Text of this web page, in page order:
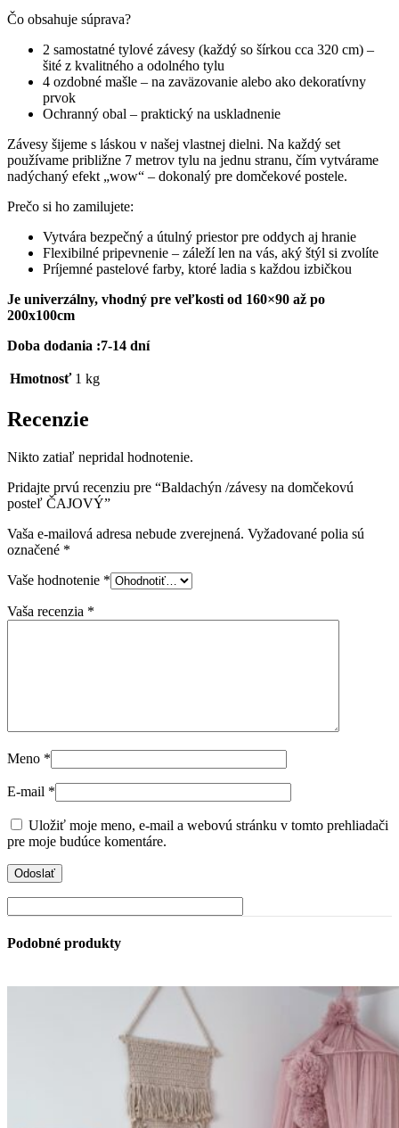
Čo obsahuje súprava?
2 samostatné tylové závesy (každý so šírkou cca 320 cm) –
šité z kvalitného a odolného tylu
4 ozdobné mašle – na zaväzovanie alebo ako dekoratívny
prvok
Ochranný obal – praktický na uskladnenie
Závesy šijeme s láskou v našej vlastnej dielni. Na každý set
používame približne 7 metrov tylu na jednu stranu, čím vytvárame
nadýchaný efekt „wow“ – dokonalý pre domčekové postele.
Prečo si ho zamilujete:
Vytvára bezpečný a útulný priestor pre oddych aj hranie
Flexibilné pripevnenie – záleží len na vás, aký štýl si zvolíte
Príjemné pastelové farby, ktoré ladia s každou izbičkou
Je univerzálny, vhodný pre veľkosti od 160×90 až po
200x100cm
Doba dodania :7-14 dní
Hmotnosť 1 kg
Recenzie
Nikto zatiaľ nepridal hodnotenie.
Pridajte prvú recenziu pre “Baldachýn /závesy na domčekovú
posteľ ČAJOVÝ”
Vaša e-mailová adresa nebude zverejnená. Vyžadované polia sú
označené *
Vaše hodnotenie *
Vaša recenzia *
Meno *
E-mail *
Uložiť moje meno, e-mail a webovú stránku v tomto prehliadači
pre moje budúce komentáre.
Podobné produkty